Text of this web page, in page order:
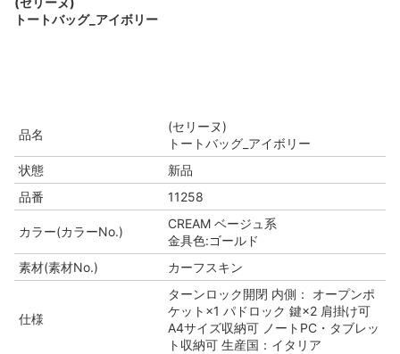
トートバッグ_アイボリー
品名
(セリーヌ)
トートバッグ_アイボリー
状態
新品
品番
11258
カラー(カラーNo.)
CREAM ベージュ系
金具色:ゴールド
素材(素材No.)
カーフスキン
仕様
ターンロック開閉 内側： オープンポ
ケット×1 パドロック 鍵×2 肩掛け可
A4サイズ収納可 ノートPC・タブレッ
ト収納可 生産国：イタリア